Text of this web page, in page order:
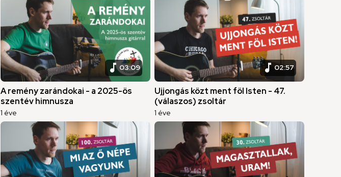
music_note03:09
A remény zarándokai - a 2025-ös
szentév himnusza
1 éve
music_note 02:57
Ujjongás közt ment föl Isten - 47.
(válaszos) zsoltár
1 éve